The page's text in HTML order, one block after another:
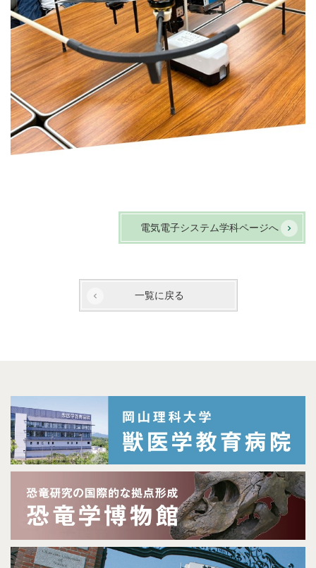
電気電子システム学科ページへ
一覧に戻る